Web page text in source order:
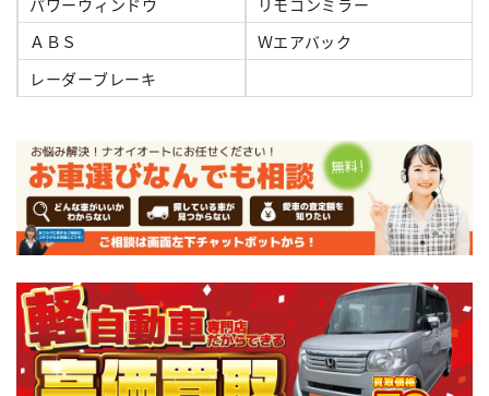
パワーウィンドウ
リモコンミラー
ＡＢＳ
Ｗエアバック
レーダーブレーキ